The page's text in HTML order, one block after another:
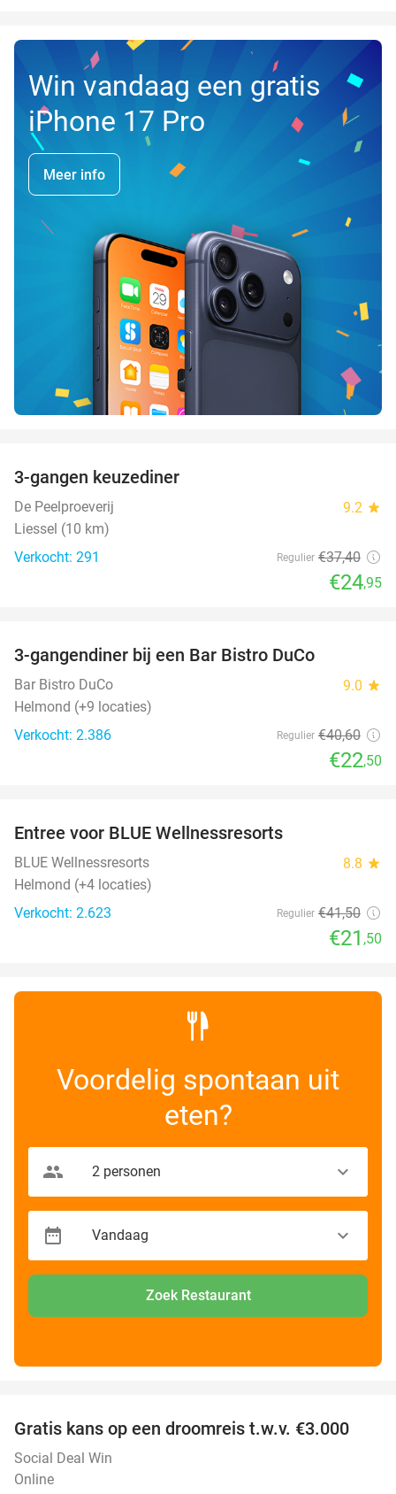
Win vandaag een gratis
iPhone 17 Pro
Meer info
3-gangen keuzediner
De Peelproeverij 9.2 star
Liessel (10 km)
Verkocht: 291
Regulier €37,40
€24,95
3-gangendiner bij een Bar Bistro DuCo
Bar Bistro DuCo 9.0 star
Helmond (+9 locaties)
Verkocht: 2.386
Regulier €40,60
€22,50
Entree voor BLUE Wellnessresorts
BLUE Wellnessresorts 8.8 star
Helmond (+4 locaties)
Verkocht: 2.623
Regulier €41,50
€21 ,50
Voordelig spontaan uit
eten?
Zoek Restaurant
Gratis kans op een droomreis t.w.v. €3.000
Social Deal Win
Online